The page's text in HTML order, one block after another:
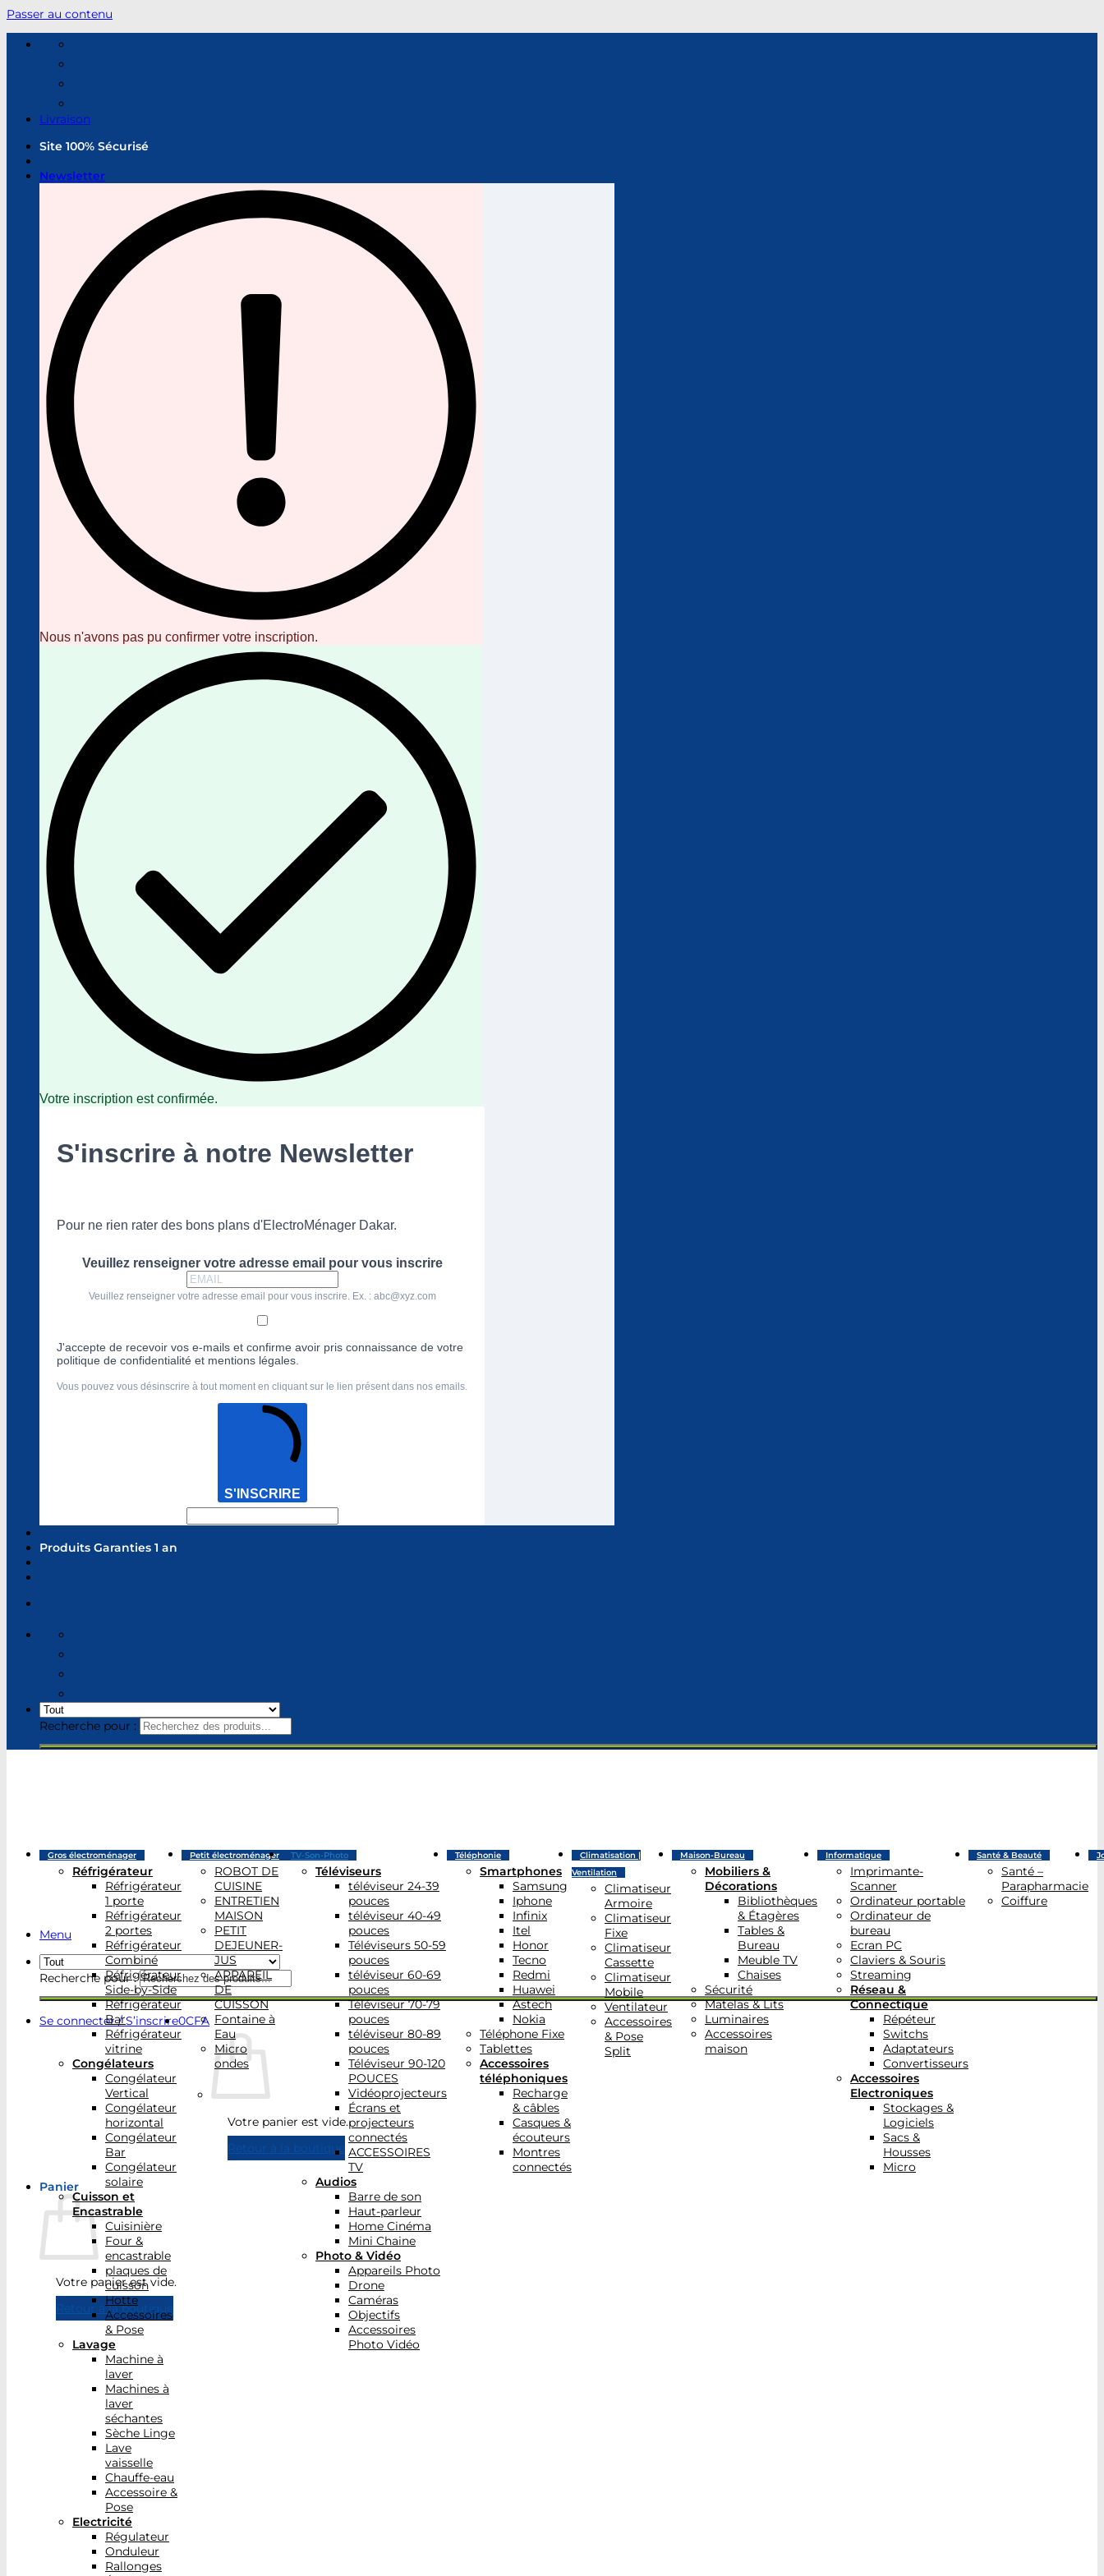
Passer au contenu
Livraison
Site 100% Sécurisé
Newsletter
Nous n'avons pas pu confirmer votre inscription.
Votre inscription est confirmée.
S'inscrire à notre Newsletter
Pour ne rien rater des bons plans d'ElectroMénager Dakar.
Veuillez renseigner votre adresse email pour vous inscrire
Veuillez renseigner votre adresse email pour vous inscrire. Ex. : abc@xyz.com
J'accepte de recevoir vos e-mails et confirme avoir pris connaissance de votre
politique de confidentialité et mentions légales.
Vous pouvez vous désinscrire à tout moment en cliquant sur le lien présent dans nos emails.
S'INSCRIRE
Produits Garanties 1 an
Recherche pour :
Menu
Recherche pour :
Se connecter / S’inscrire0CFA
Votre panier est vide.
Retour à la boutique
Panier
Votre panier est vide.
Retour à la boutique
Gros électroménager
Réfrigérateur
Réfrigérateur
1 porte
Réfrigérateur
2 portes
Réfrigérateur
Combiné
Réfrigérateur
Side-by-Side
Réfrigérateur
Bar
Réfrigérateur
vitrine
Congélateurs
Congélateur
Vertical
Congélateur
horizontal
Congélateur
Bar
Congélateur
solaire
Cuisson et
Encastrable
Cuisinière
Four &
encastrable
plaques de
cuisson
Hotte
Accessoires
& Pose
Lavage
Machine à
laver
Machines à
laver
séchantes
Sèche Linge
Lave
vaisselle
Chauffe-eau
Accessoire &
Pose
Electricité
Régulateur
Onduleur
Rallonges
Petit électroménager
ROBOT DE
CUISINE
ENTRETIEN
MAISON
PETIT
DEJEUNER-
JUS
APPAREIL
DE
CUISSON
Fontaine à
Eau
Micro
ondes
TV-Son-Photo
Téléviseurs
téléviseur 24-39
pouces
téléviseur 40-49
pouces
Téléviseurs 50-59
pouces
téléviseur 60-69
pouces
Téléviseur 70-79
pouces
téléviseur 80-89
pouces
Téléviseur 90-120
POUCES
Vidéoprojecteurs
Écrans et
projecteurs
connectés
ACCESSOIRES
TV
Audios
Barre de son
Haut-parleur
Home Cinéma
Mini Chaine
Photo & Vidéo
Appareils Photo
Drone
Caméras
Objectifs
Accessoires
Photo Vidéo
Téléphonie
Smartphones
Samsung
Iphone
Infinix
Itel
Honor
Tecno
Redmi
Huawei
Astech
Nokia
Téléphone Fixe
Tablettes
Accessoires
téléphoniques
Recharge
& câbles
Casques &
écouteurs
Montres
connectés
Climatisation |
Ventilation
Climatiseur
Armoire
Climatiseur
Fixe
Climatiseur
Cassette
Climatiseur
Mobile
Ventilateur
Accessoires
& Pose
Split
Maison-Bureau
Mobiliers &
Décorations
Bibliothèques
& Étagères
Tables &
Bureau
Meuble TV
Chaises
Sécurité
Matelas & Lits
Luminaires
Accessoires
maison
Informatique
Imprimante-
Scanner
Ordinateur portable
Ordinateur de
bureau
Ecran PC
Claviers & Souris
Streaming
Réseau &
Connectique
Répéteur
Switchs
Adaptateurs
Convertisseurs
Accessoires
Electroniques
Stockages &
Logiciels
Sacs &
Housses
Micro
Santé & Beauté
Santé –
Parapharmacie
Coiffure